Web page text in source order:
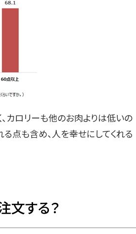
カロリーも他のお肉よりは低いの
点も含め、人を幸せにしてくれる
文する？